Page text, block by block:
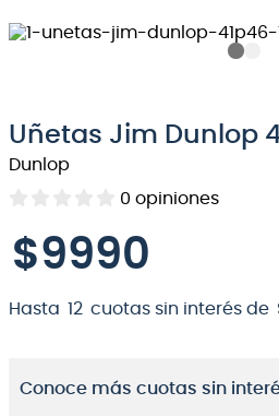
Uñetas Jim Dunlop
Dunlop
0 opiniones
$9990
Hasta 12 cuotas sin interés de
Conoce más cuotas sin
.
bajo
4
pioneerdj
5.
amplificador
guitarra
8
micrófono
9.
bateria